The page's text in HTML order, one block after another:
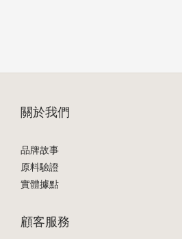
關於我們
品牌故事
原料驗證
實體據點
顧客服務